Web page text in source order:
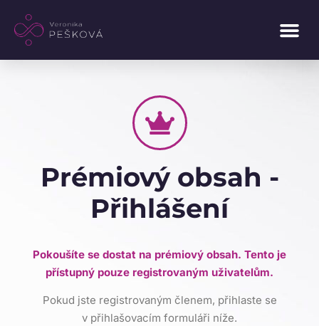
Prémiový obsah -
Přihlášení
Pokoušíte se dostat na prémiový obsah. Tento je
přístupný pouze registrovaným uživatelům.
Pokud jste registrovaným členem, přihlaste se
v přihlašovacím formuláři níže.